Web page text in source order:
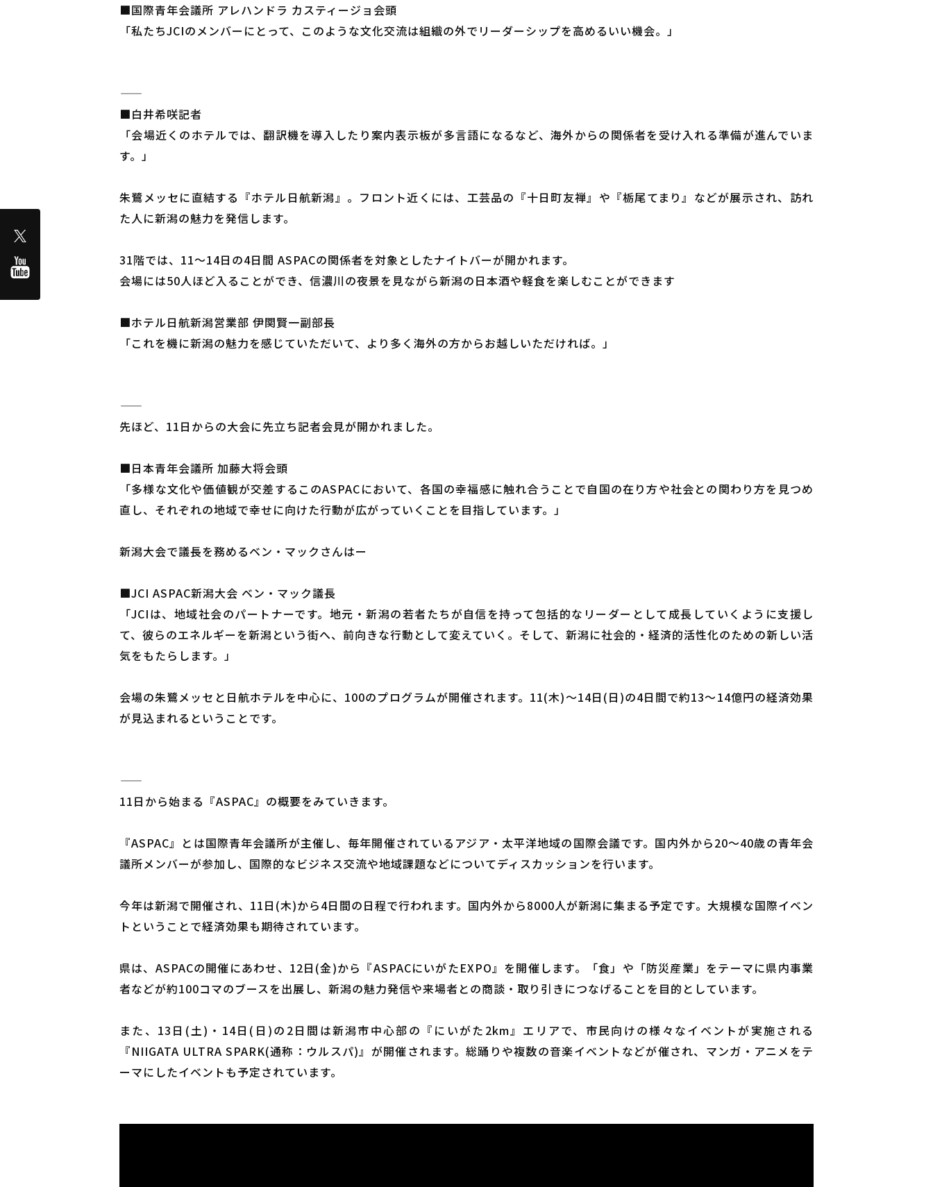
■国際青年会議所 アレハンドラ カスティージョ会頭
「私たちJCIのメンバーにとって、このような文化交流は組織の外でリーダーシップを高めるいい機会。」
―――――
■白井希咲記者
「会場近くのホテルでは、翻訳機を導入したり案内表示板が多言語になるなど、海外からの関係者を受け入れる準備が進んでいま
す。」
朱鷺メッセに直結する『ホテル日航新潟』。フロント近くには、工芸品の『十日町友禅』や『栃尾てまり』などが展示され、訪れ
た人に新潟の魅力を発信します。
31階では、11～14日の4日間 ASPACの関係者を対象としたナイトバーが開かれます。
会場には50人ほど入ることができ、信濃川の夜景を見ながら新潟の日本酒や軽食を楽しむことができます
■ホテル日航新潟営業部 伊関賢一副部長
「これを機に新潟の魅力を感じていただいて、より多く海外の方からお越しいただければ。」
―――――
先ほど、11日からの大会に先立ち記者会見が開かれました。
■日本青年会議所 加藤大将会頭
「多様な文化や価値観が交差するこのASPACにおいて、各国の幸福感に触れ合うことで自国の在り方や社会との関わり方を見つめ
直し、それぞれの地域で幸せに向けた行動が広がっていくことを目指しています。」
新潟大会で議長を務めるベン・マックさんはー
■JCI ASPAC新潟大会 ベン・マック議長
「JCIは、地域社会のパートナーです。地元・新潟の若者たちが自信を持って包括的なリーダーとして成長していくように支援し
て、彼らのエネルギーを新潟という街へ、前向きな行動として変えていく。そして、新潟に社会的・経済的活性化のための新しい活
気をもたらします。」
会場の朱鷺メッセと日航ホテルを中心に、100のプログラムが開催されます。11(木)～14日(日)の4日間で約13～14億円の経済効果
が見込まれるということです。
―――――
11日から始まる『ASPAC』の概要をみていきます。
『ASPAC』とは国際青年会議所が主催し、毎年開催されているアジア・太平洋地域の国際会議です。国内外から20～40歳の青年会
議所メンバーが参加し、国際的なビジネス交流や地域課題などについてディスカッションを行います。
今年は新潟で開催され、11日(木)から4日間の日程で行われます。国内外から8000人が新潟に集まる予定です。大規模な国際イベン
トということで経済効果も期待されています。
県は、ASPACの開催にあわせ、12日(金)から『ASPACにいがたEXPO』を開催します。「食」や「防災産業」をテーマに県内事業
者などが約100コマのブースを出展し、新潟の魅力発信や来場者との商談・取り引きにつなげることを目的としています。
また、13日(土)・14日(日)の2日間は新潟市中心部の『にいがた2km』エリアで、市民向けの様々なイベントが実施される
『NIIGATA ULTRA SPARK(通称：ウルスパ)』が開催されます。総踊りや複数の音楽イベントなどが催され、マンガ・アニメをテ
ーマにしたイベントも予定されています。